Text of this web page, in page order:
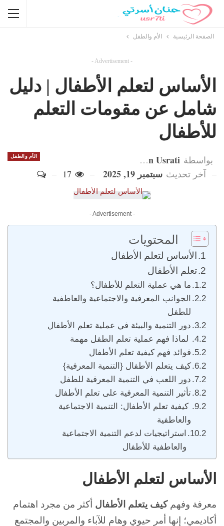
الصفحة الرئيسية الأم والطفل
- Advertisement -
الأساس لتعلم الأطفال | دليل
شامل عن مقومات التعلم
للأطفال
الأم والطفل بواسطة Hanan Usrati
آخر تحديث سبتمبر 19, 2025
- Advertisement -
المحتويات
الأساس لتعلم الأطفال
تعلم الأطفال
ما هي عملية التعلم للأطفال؟
الجوانب المعرفية والاجتماعية والعاطفية
للطفل
دور التنمية والبيئة في عملية تعلم الأطفال
لماذا فهم عملية تعلم الطفل مهمة
فوائد فهم كيفية تعلم الأطفال
كيف يتعلم الأطفال {التنمية المعرفية}
دور اللعب في التنمية المعرفية للطفل
تأثير التنمية المعرفية على تعلم الأطفال
كيفية تعلم الأطفال: التنمية الاجتماعية
والعاطفية
استراتيجيات لدعم التنمية الاجتماعية
والعاطفية للأطفال
الأساس لتعلم الأطفال
معرفة وفهم كيف يتعلم الأطفال أكثر من مجرد اهتمام
أكاديمي؛ إنها أمر حيوي وهام للآباء والمربين والمجتمع